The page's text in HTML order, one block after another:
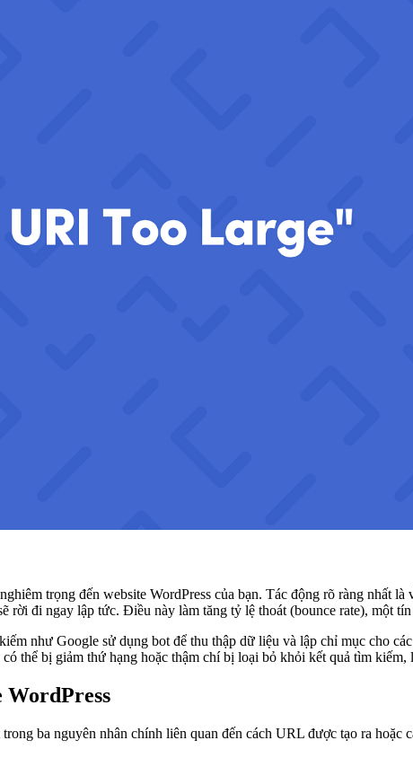
trọng đến website WordPress của bạn. Tác động rõ ràng nhất
rời đi ngay lập tức. Điều này làm tăng tỷ lệ thoát (bounce rate), một
như Google sử dụng bot để thu thập dữ liệu và lập chỉ mục cho
thể bị giảm thứ hạng hoặc thậm chí bị loại bỏ khỏi kết quả tìm
WordPress
ba nguyên nhân chính liên quan đến cách URL được tạo ra hoặc